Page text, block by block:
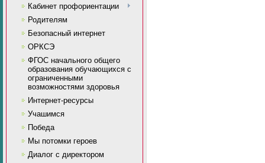
Кабинет профориентации
Родителям
Безопасный интернет
ОРКСЭ
ФГОС начального общего
образования обучающихся с
ограниченными
возможностями здоровья
Интернет-ресурсы
Учашимся
Победа
Мы потомки героев
Диалог с директором